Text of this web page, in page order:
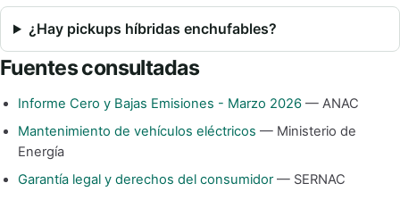
¿Hay pickups híbridas enchufables?
Fuentes consultadas
Informe Cero y Bajas Emisiones - Marzo 2026 — ANAC
Mantenimiento de vehículos eléctricos — Ministerio de
Energía
Garantía legal y derechos del consumidor— SERNAC